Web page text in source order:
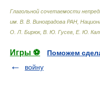
Глагольной сочетаемости
им. В. В. Виноградова РАН,
О. Л. Бирюк, В. Ю. Гусев, Е. Ю.
Игры ⚽
Поможем
войну